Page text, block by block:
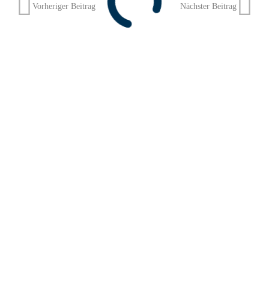
Vorheriger Beitrag Nächster Beitrag